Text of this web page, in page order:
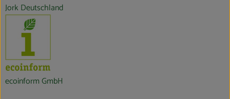
Jork Deutschland
ecoinform GmbH